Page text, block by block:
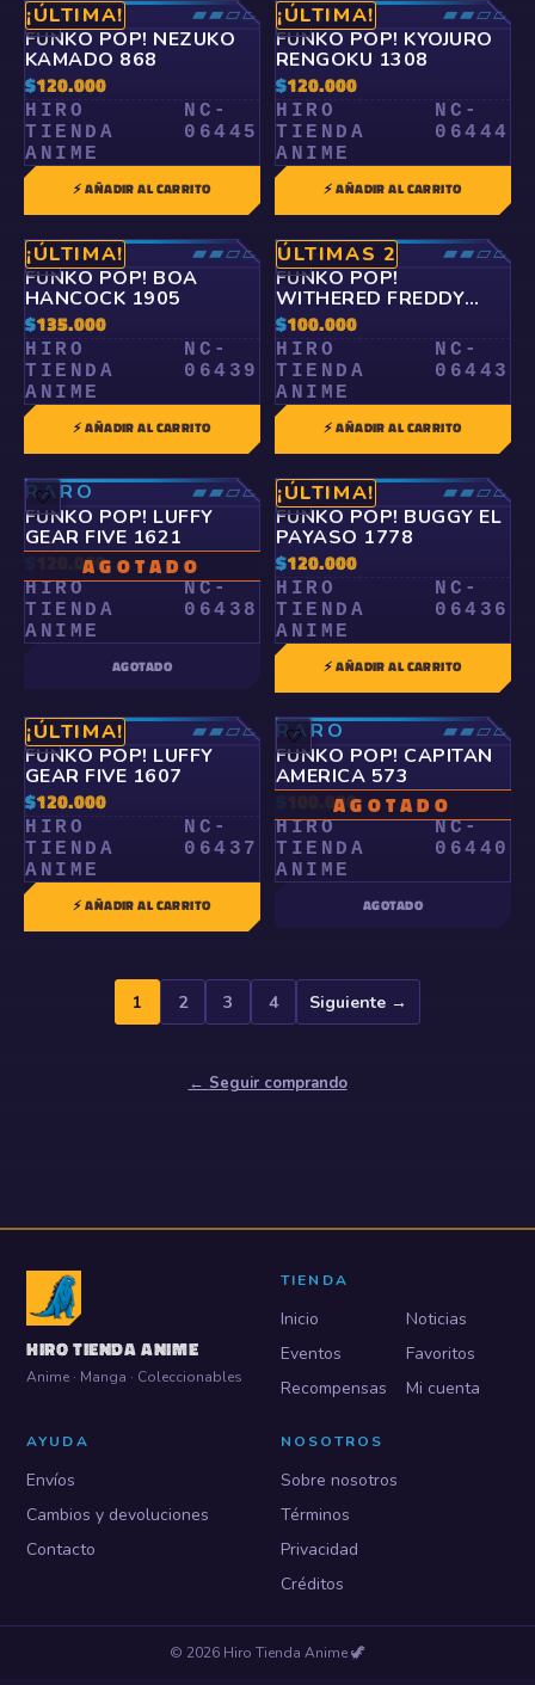
🤍
¡ÚLTIMA!
RARO
▰▰▱▱
FUNKO POP! NEZUKO
KAMADO 868
$120.000
HIRO
TIENDA
ANIME
NC-
06445
⚡ AÑADIR AL CARRITO
🤍
¡ÚLTIMA!
RARO
▰▰▱▱
FUNKO POP! KYOJURO
RENGOKU 1308
$120.000
HIRO
TIENDA
ANIME
NC-
06444
⚡ AÑADIR AL CARRITO
🤍
¡ÚLTIMA!
RARO
▰▰▱▱
FUNKO POP! BOA
HANCOCK 1905
$135.000
HIRO
TIENDA
ANIME
NC-
06439
⚡ AÑADIR AL CARRITO
🤍
ÚLTIMAS 2
RARO
▰▰▱▱
FUNKO POP!
WITHERED FREDDY
1086
$100.000
HIRO
TIENDA
ANIME
NC-
06443
⚡ AÑADIR AL CARRITO
🤍
AGOTADO
RARO
▰▰▱▱
FUNKO POP! LUFFY
GEAR FIVE 1621
120.000
HIRO
TIENDA
ANIME
NC-
06438
AGOTADO
🤍
¡ÚLTIMA!
RARO
▰▰▱▱
FUNKO POP! BUGGY EL
PAYASO 1778
$120.000
HIRO
TIENDA
ANIME
NC-
06436
⚡ AÑADIR AL CARRITO
🤍
¡ÚLTIMA!
RARO
▰▰▱▱
FUNKO POP! LUFFY
GEAR FIVE 1607
$120.000
HIRO
TIENDA
ANIME
NC-
06437
⚡ AÑADIR AL CARRITO
🤍
AGOTADO
RARO
▰▰▱▱
FUNKO POP! CAPITAN
AMERICA 573
100.000
HIRO
TIENDA
ANIME
NC-
06440
AGOTADO
1 2 3 4 Siguiente →
← Seguir comprando
HIRO TIENDA ANIME
Anime · Manga · Coleccionables
TIENDA
Inicio
Noticias
Eventos
Favoritos
Recompensas
Mi cuenta
AYUDA
Envíos
Cambios y devoluciones
Contacto
NOSOTROS
Sobre nosotros
Términos
Privacidad
Créditos
© 2026 Hiro Tienda Anime🦖